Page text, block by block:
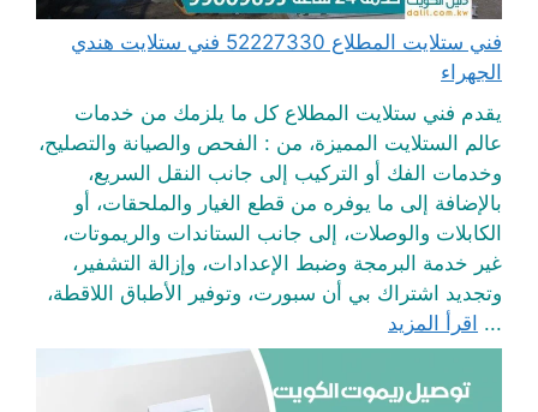
فني ستلايت المطلاع 52227330 فني ستلايت هندي
الجهراء
يقدم فني ستلايت المطلاع كل ما يلزمك من خدمات
عالم الستلايت المميزة، من : الفحص والصيانة والتصليح،
وخدمات الفك أو التركيب إلى جانب النقل السريع،
بالإضافة إلى ما يوفره من قطع الغيار والملحقات، أو
الكابلات والوصلات، إلى جانب الستاندات والريموتات،
غير خدمة البرمجة وضبط الإعدادات، وإزالة التشفير،
وتجديد اشتراك بي أن سبورت، وتوفير الأطباق اللاقطة،
... اقرأ المزيد